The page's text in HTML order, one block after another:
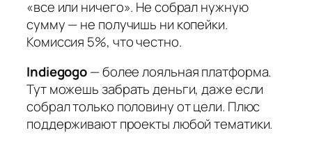
«все или ничего». Не собрал нужную
сумму — не получишь ни копейки.
Комиссия 5%, что честно.
Indiegogo— более лояльная платформа.
Тут можешь забрать деньги, даже если
собрал только половину от цели. Плюс
поддерживают проекты любой тематики.